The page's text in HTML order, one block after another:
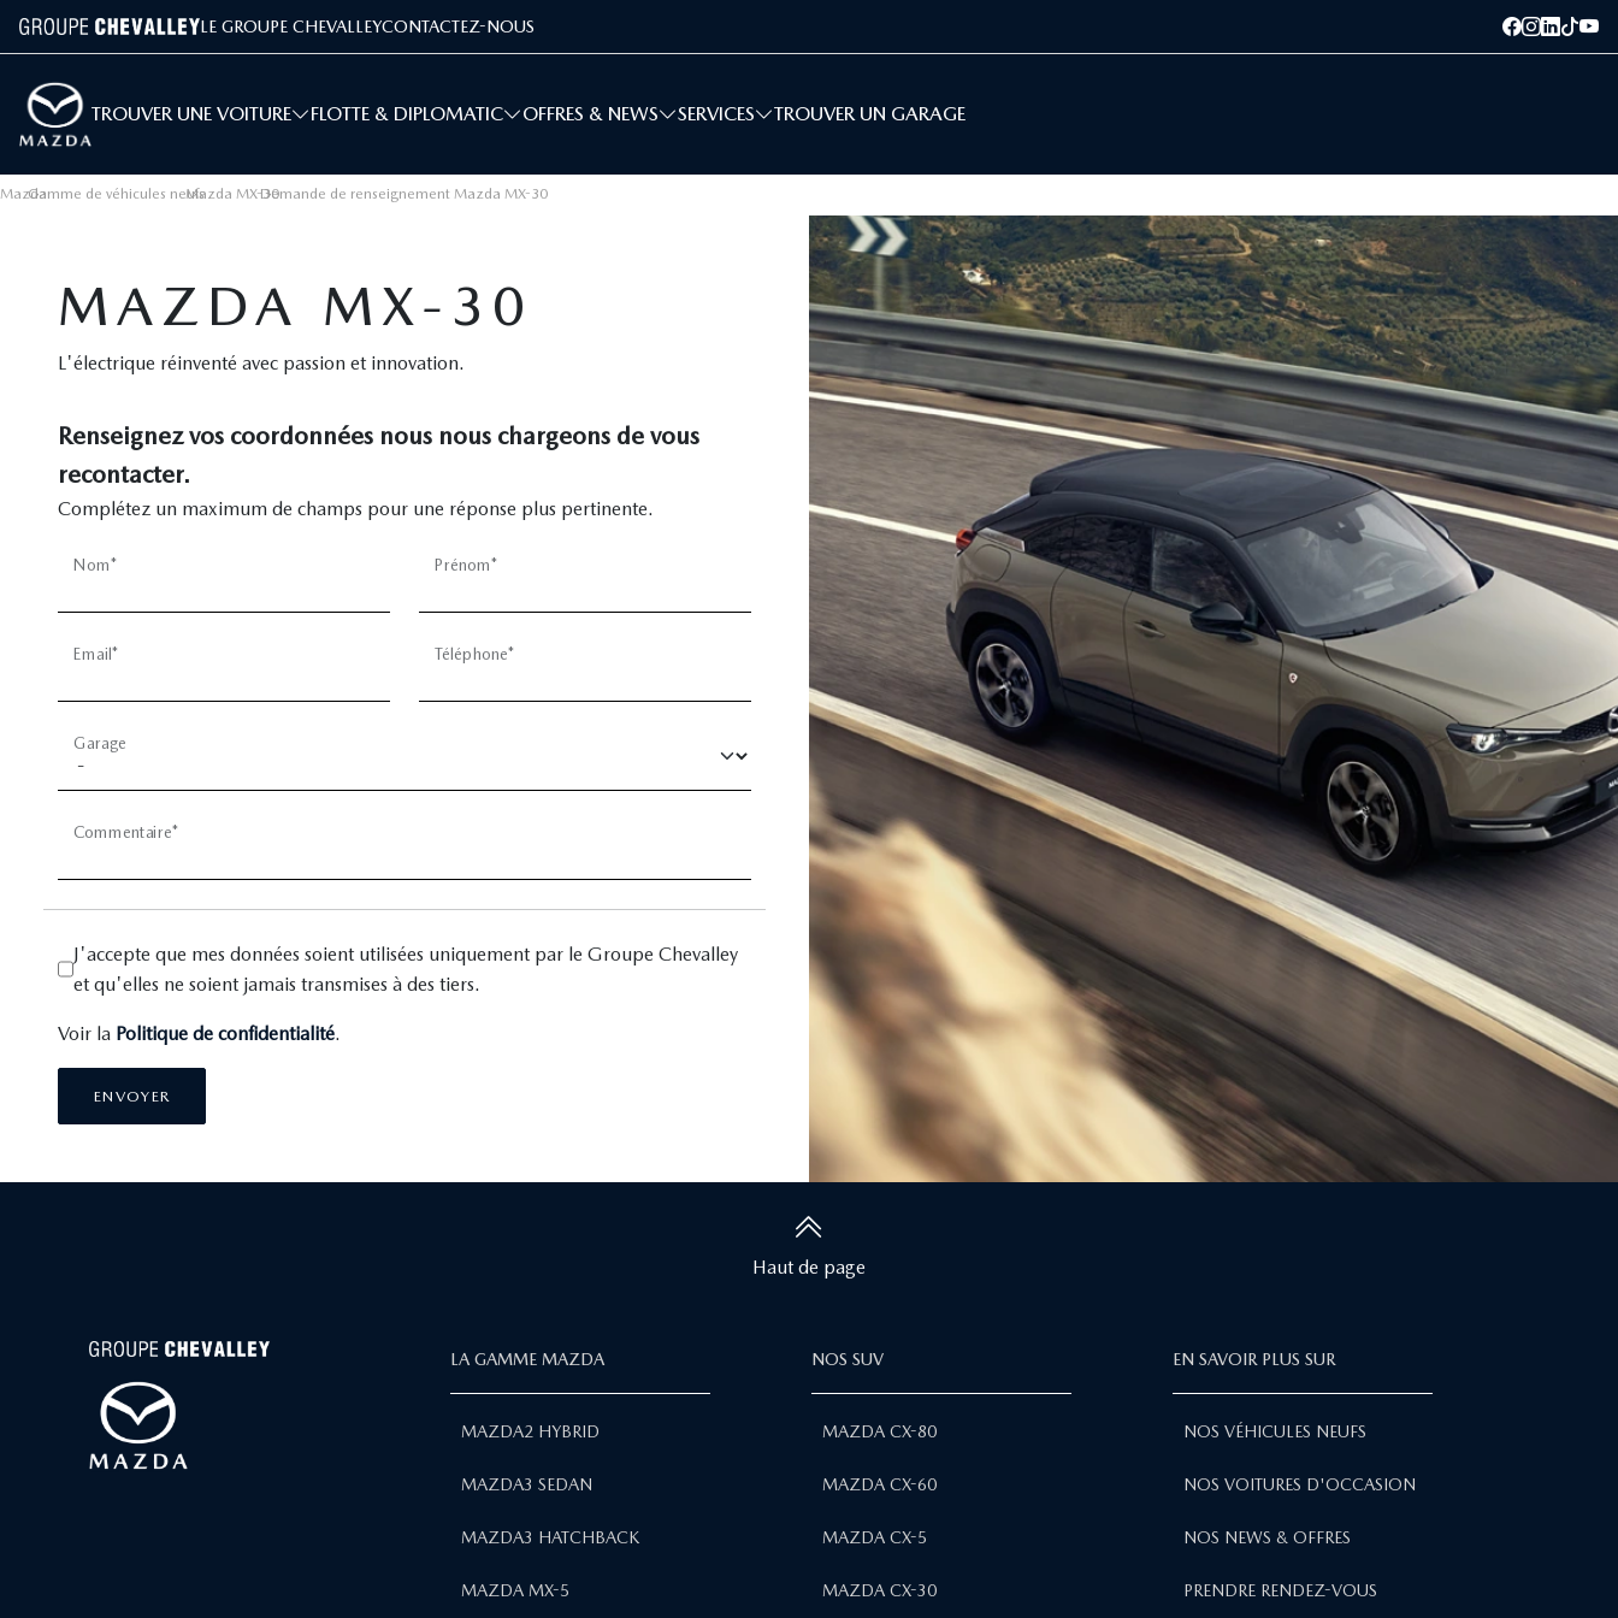
LE GROUPE CHEVALLEYCONTACTEZ-NOUS
TROUVER UNE VOITURE FLOTTE & DIPLOMATIC OFFRES & NEWS SERVICES TROUVER UN GARAGE
Mazda
›
Gamme de véhicules neufs
›
Mazda MX-30
›
Demande de renseignement Mazda MX-30
MAZDA MX-30
L'électrique réinventé avec passion et innovation.
Renseignez vos coordonnées nous nous chargeons de vous
recontacter.
Complétez un maximum de champs pour une réponse plus pertinente.
Nom* Prénom*
Email* Téléphone*
Garage
Commentaire*
J'accepte que mes données soient utilisées uniquement par le Groupe Chevalley
et qu'elles ne soient jamais transmises à des tiers.
Voir la Politique de confidentialité.
ENVOYER
Haut de page
LA GAMME MAZDA
MAZDA2 HYBRID
MAZDA3 SEDAN
MAZDA3 HATCHBACK
MAZDA MX-5
NOS SUV
MAZDA CX-80
MAZDA CX-60
MAZDA CX-5
MAZDA CX-30
EN SAVOIR PLUS SUR
NOS VÉHICULES NEUFS
NOS VOITURES D'OCCASION
NOS NEWS & OFFRES
PRENDRE RENDEZ-VOUS